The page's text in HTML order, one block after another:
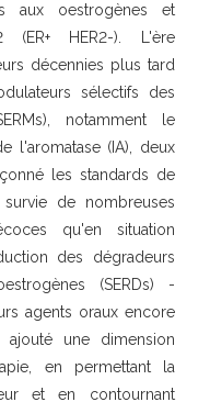
aux oestrogènes et
(ER+ HER2-). L'ère
décennies plus tard
sélectifs des
notamment le
l'aromatase (IA), deux
les standards de
de nombreuses
qu'en situation
des dégradeurs
(SERDs) -
agents oraux encore
une dimension
en permettant la
et en contournant